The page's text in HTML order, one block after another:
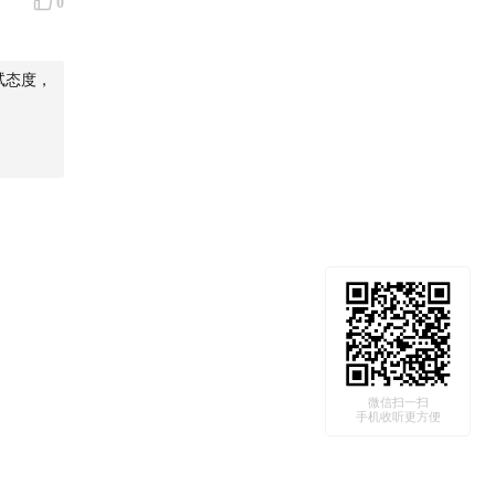
度，
微信扫一扫
手机收听更方便